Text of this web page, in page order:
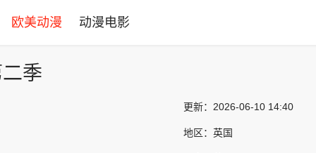
欧美动漫 动漫电影
季
更新： 2026-06-10 14:40
地区： 英国